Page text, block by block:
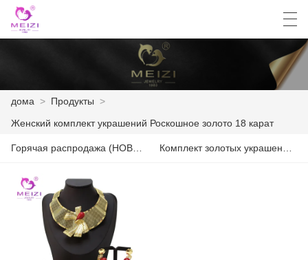
НОВОСТИ
СЛУЧАЙ
Español
дома > Продукты >
Женский комплект украшений Роскошное золото 18 карат